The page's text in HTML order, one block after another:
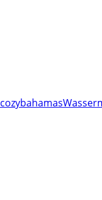
cozybahamas